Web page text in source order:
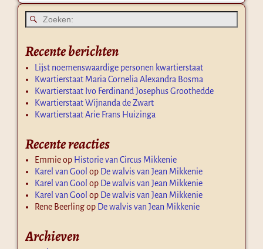
Recente berichten
Lijst noemenswaardige personen kwartierstaat
Kwartierstaat Maria Cornelia Alexandra Bosma
Kwartierstaat Ivo Ferdinand Josephus Groothedde
Kwartierstaat Wijnanda de Zwart
Kwartierstaat Arie Frans Huizinga
Recente reacties
Emmieop Historie van Circus Mikkenie
Karel van Gool op De walvis van Jean Mikkenie
Karel van Gool op De walvis van Jean Mikkenie
Karel van Gool op De walvis van Jean Mikkenie
Rene Beerlingop De walvis van Jean Mikkenie
Archieven